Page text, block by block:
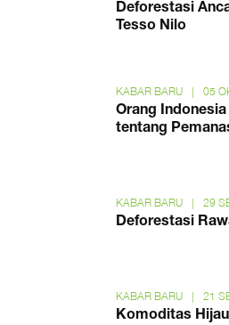
Deforestasi
Tesso Nilo
KABAR BARU | 05
Orang Indonesia
tentang
KABAR BARU | 29
Deforestasi
KABAR BARU | 21
Komoditas